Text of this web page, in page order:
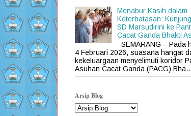
Menabur Kasih dalam
Keterbatasan:
SD Marsudirini ke
Cacat Ganda Bhakti
SEMARANG – Pada
4 Februari 2026, suasana hangat
kekeluargaan menyelimuti koridor
Asuhan Cacat Ganda (PACG) Bha...
Arsip Blog